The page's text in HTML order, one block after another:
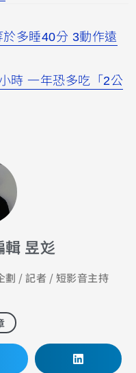
多睡40分 3動作遠
時 一年恐多吃「2公
昱彣
劃 / 記者 / 短影音主持